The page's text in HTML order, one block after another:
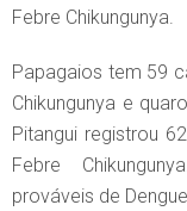
Febre Chikungunya.
Papagaios tem 59
Chikungunya e
Pitangui registrou
Febre
prováveis de